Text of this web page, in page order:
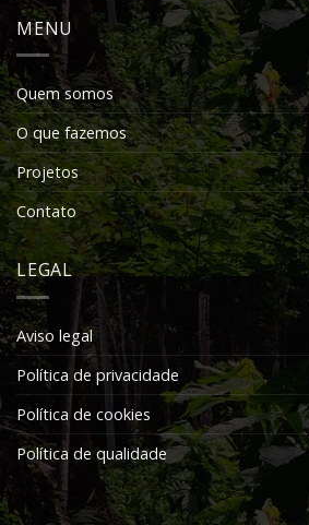
MENU
Quem somos
O que fazemos
Projetos
Contato
LEGAL
Aviso legal
Política de privacidade
Política de cookies
Política de qualidade